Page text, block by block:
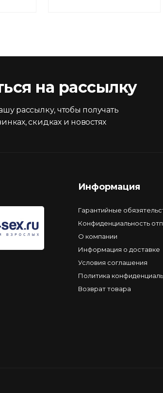
на рассылку
рассылку, чтобы получать
скидках и новостях
Информация
Гарантийные
Конфиденциальность
О компании
Информация о доставке
Условия соглашения
Политика
Возврат товара